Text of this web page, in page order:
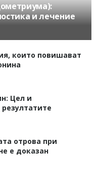
и лечение
които повишават
Цел и
отрова при
е доказан